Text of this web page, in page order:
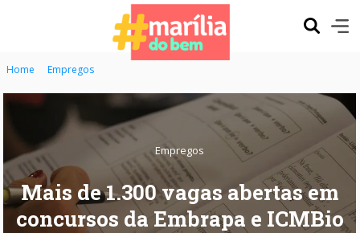
Home Empregos
Empregos
Mais de 1.300 vagas abertas em
concursos da Embrapa e ICMBio